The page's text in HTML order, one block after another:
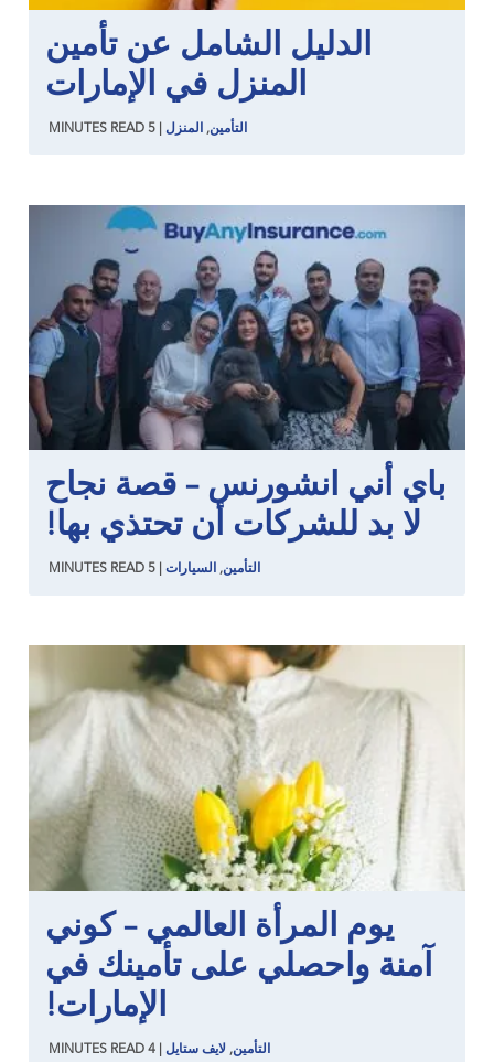
الدليل الشامل عن تأمين
المنزل في الإمارات
التأمين, المنزل 5
MINUTES READ
باي أني انشورنس – قصة نجاح
لا بد للشركات أن تحتذي بها!
التأمين, السيارات 5
MINUTES READ
يوم المرأة العالمي – كوني
آمنة واحصلي على تأمينك في
الإمارات!
التأمين, لايف ستايل 4
MINUTES READ